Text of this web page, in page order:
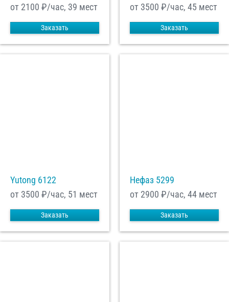
от 2100 ₽/час, 39 мест
Заказать
от 3500 ₽/час, 45 мест
Заказать
Yutong 6122
от 3500 ₽/час, 51 мест
Заказать
Нефаз 5299
от 2900 ₽/час, 44 мест
Заказать